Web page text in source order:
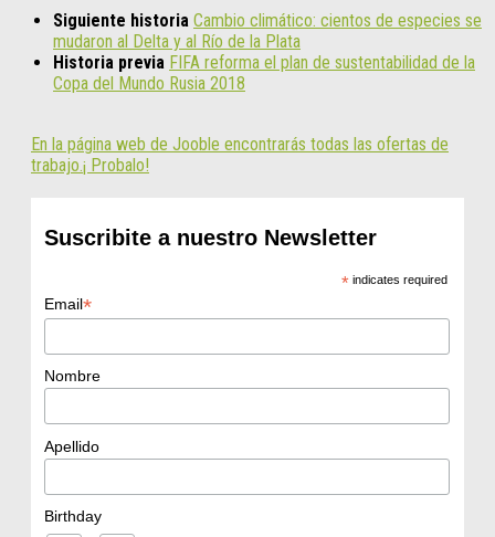
Siguiente historia Cambio climático: cientos de especies se
mudaron al Delta y al Río de la Plata
Historia previa FIFA reforma el plan de sustentabilidad de la
Copa del Mundo Rusia 2018
En la página web de Jooble encontrarás todas las ofertas de
trabajo.¡ Probalo!
Suscribite a nuestro Newsletter
*indicates required
Email*
Nombre
Apellido
Birthday